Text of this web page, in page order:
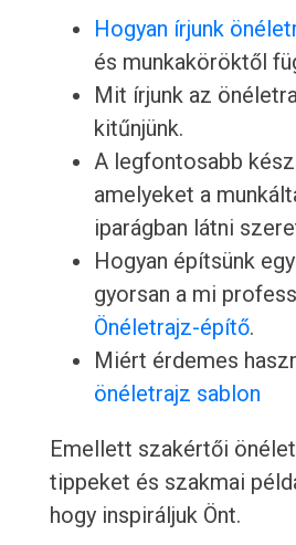
Hogyan írjunk
és munkaköröktől
Mit írjunk az
kitűnjünk.
A legfontosabb
amelyeket a
iparágban látni
Hogyan építsünk
gyorsan a mi
Önéletrajz-építő.
Miért érdemes
önéletrajz sablon
Emellett szakértői
tippeket és szakmai
hogy inspiráljuk Önt.